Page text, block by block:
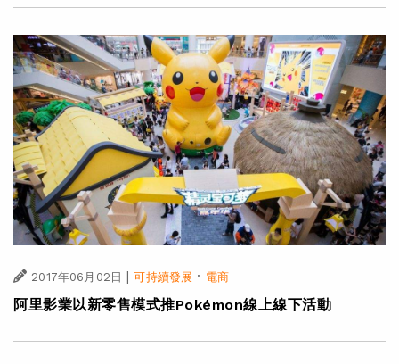
2017年06月02日 | 可持續發展 · 電商
阿里影業以新零售模式推Pokémon線上線下活動